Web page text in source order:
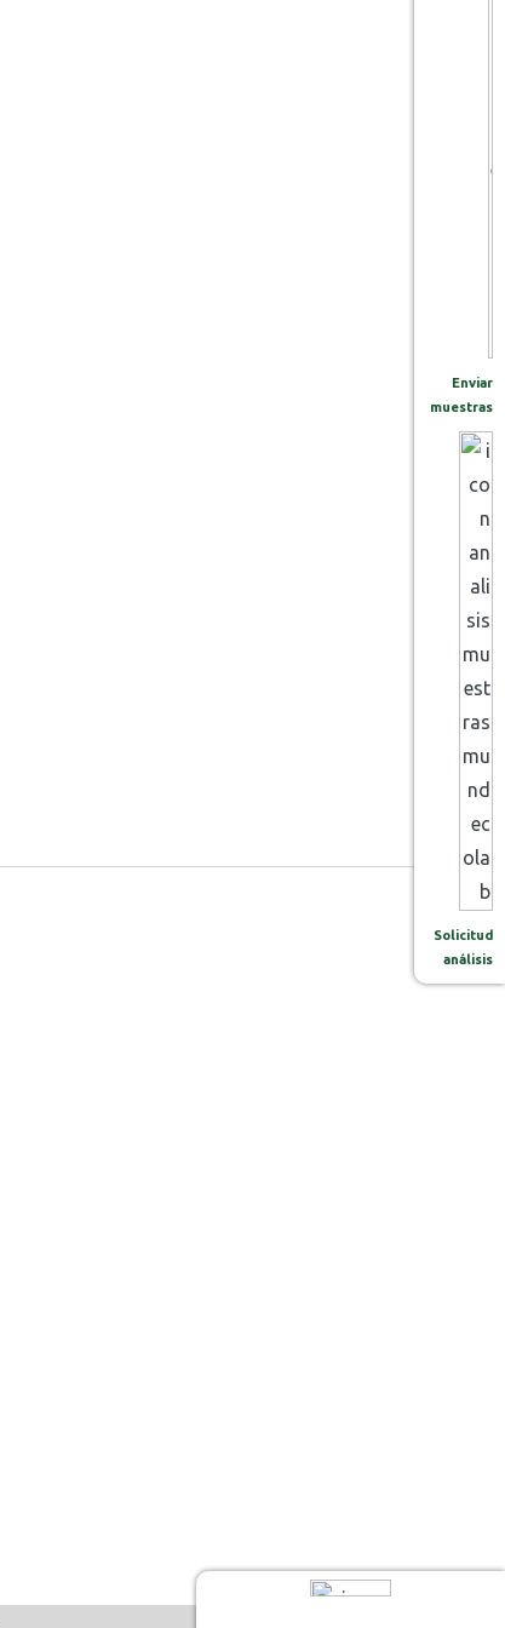
Enviar
muestras
Solicitud
análisis